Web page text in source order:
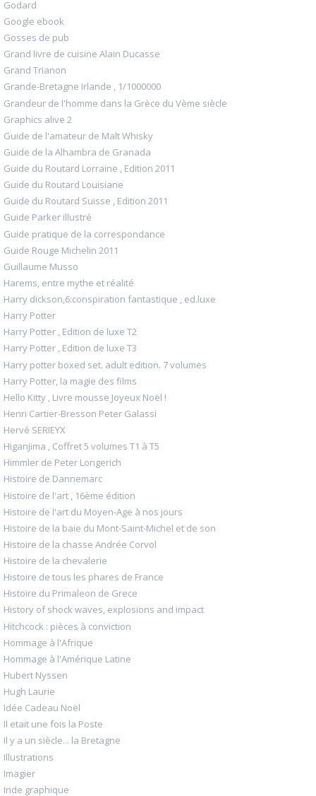
Godard
Google ebook
Gosses de pub
Grand livre de cuisine Alain Ducasse
Grand Trianon
Grande-Bretagne Irlande , 1/1000000
Grandeur de l'homme dans la Grèce du Vème siècle
Graphics alive 2
Guide de l'amateur de Malt Whisky
Guide de la Alhambra de Granada
Guide du Routard Lorraine , Edition 2011
Guide du Routard Louisiane
Guide du Routard Suisse , Edition 2011
Guide Parker illustré
Guide pratique de la correspondance
Guide Rouge Michelin 2011
Guillaume Musso
Harems, entre mythe et réalité
Harry dickson,6:conspiration fantastique , ed.luxe
Harry Potter
Harry Potter , Edition de luxe T2
Harry Potter , Edition de luxe T3
Harry potter boxed set. adult edition. 7 volumes
Harry Potter, la magie des films
Hello Kitty , Livre mousse Joyeux Noël !
Henri Cartier-Bresson Peter Galassi
Hervé SERIEYX
Higanjima , Coffret 5 volumes T1 à T5
Himmler de Peter Longerich
Histoire de Dannemarc
Histoire de l'art , 16ème édition
Histoire de l'art du Moyen-Age à nos jours
Histoire de la baie du Mont-Saint-Michel et de son
Histoire de la chasse Andrée Corvol
Histoire de la chevalerie
Histoire de tous les phares de France
Histoire du Primaleon de Grece
History of shock waves, explosions and impact
Hitchcock : pièces à conviction
Hommage à l'Afrique
Hommage à l'Amérique Latine
Hubert Nyssen
Hugh Laurie
Idée Cadeau Noël
Il etait une fois la Poste
Il y a un siècle... la Bretagne
Illustrations
Imagier
Inde graphique